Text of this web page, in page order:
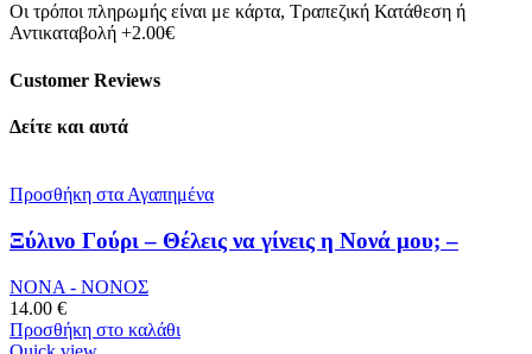
Οι τρόποι πληρωμής είναι με κάρτα, Τραπεζική Κατάθεση ή
Αντικαταβολή +2.00€
Customer Reviews
Δείτε και αυτά
Προσθήκη στα Αγαπημένα
Ξύλινο Γούρι – Θέλεις να γίνεις η Νονά μου; –
ΝΟΝΑ - ΝΟΝΟΣ
14.00 €
Προσθήκη στο καλάθι